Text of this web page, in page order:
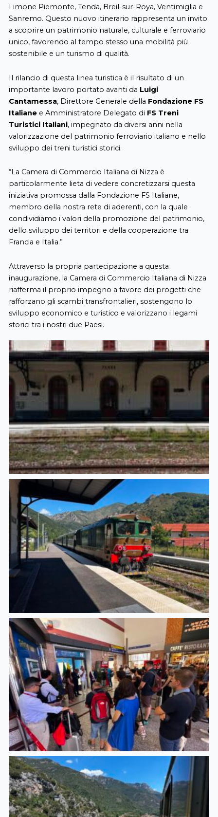
Limone Piemonte, Tenda, Breil-sur-Roya, Ventimiglia e
Sanremo. Questo nuovo itinerario rappresenta un invito
a scoprire un patrimonio naturale, culturale e ferroviario
unico, favorendo al tempo stesso una mobilità più
sostenibile e un turismo di qualità.
Il rilancio di questa linea turistica è il risultato di un
importante lavoro portato avanti da Luigi
Cantamessa, Direttore Generale della Fondazione FS
Italianee Amministratore Delegato di FS Treni
Turistici Italiani, impegnato da diversi anni nella
valorizzazione del patrimonio ferroviario italiano e nello
sviluppo dei treni turistici storici.
“La Camera di Commercio Italiana di Nizza è
particolarmente lieta di vedere concretizzarsi questa
iniziativa promossa dalla Fondazione FS Italiane,
membro della nostra rete di aderenti, con la quale
condividiamo i valori della promozione del patrimonio,
dello sviluppo dei territori e della cooperazione tra
Francia e Italia.”
Attraverso la propria partecipazione a questa
inaugurazione, la Camera di Commercio Italiana di Nizza
riafferma il proprio impegno a favore dei progetti che
rafforzano gli scambi transfrontalieri, sostengono lo
sviluppo economico e turistico e valorizzano i legami
storici tra i nostri due Paesi.